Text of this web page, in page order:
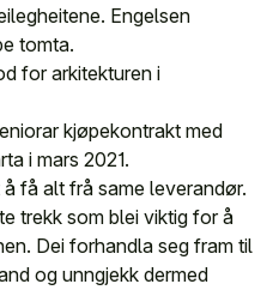
Engelsen
tomta.
for arkitekturen i
kjøpekontrakt med
i mars 2021.
få alt frå same leverandør.
trekk som blei viktig for å
Dei forhandla seg fram til
og unngjekk dermed